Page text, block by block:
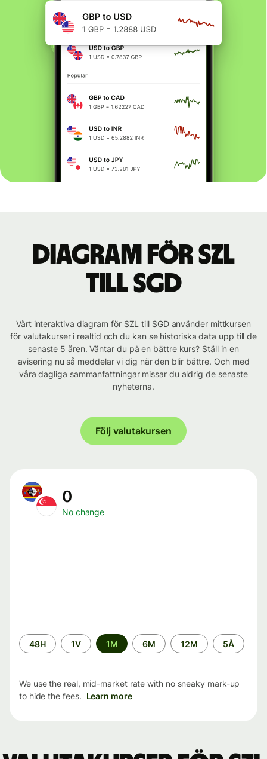
Diagram för SZL
till SGD
Vårt interaktiva diagram för SZL till SGD använder mittkursen
för valutakurser i realtid och du kan se historiska data upp till de
senaste 5 åren. Väntar du på en bättre kurs? Ställ in en
avisering nu så meddelar vi dig när den blir bättre. Och med
våra dagliga sammanfattningar missar du aldrig de senaste
nyheterna.
Följ valutakursen
0
No change
Time
period
48H 1V 1M 6M 12M 5Å
We use the real, mid-market rate with no sneaky mark-up
to hide the fees. Learn more